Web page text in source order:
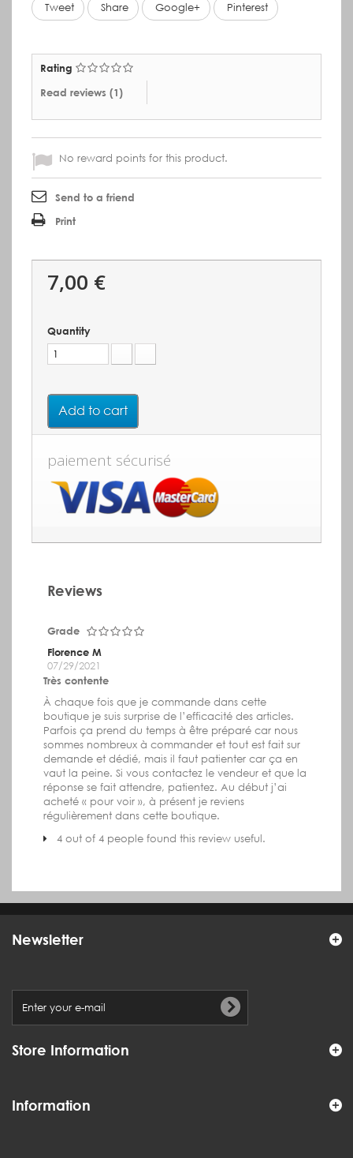
Tweet Share Google+ Pinterest
Rating
Read reviews (1)
No reward points for this product.
Send to a friend
Print
7,00 €
Quantity
Add to cart
paiement sécurisé
Reviews
Grade
Florence M
07/29/2021
Très contente
À chaque fois que je commande dans cette
boutique je suis surprise de l’efficacité des articles.
Parfois ça prend du temps à être préparé car nous
sommes nombreux à commander et tout est fait sur
demande et dédié, mais il faut patienter car ça en
vaut la peine. Si vous contactez le vendeur et que la
réponse se fait attendre, patientez. Au début j’ai
acheté « pour voir », à présent je reviens
régulièrement dans cette boutique.
4 out of 4 people found this review useful.
Newsletter
Store Information
Information